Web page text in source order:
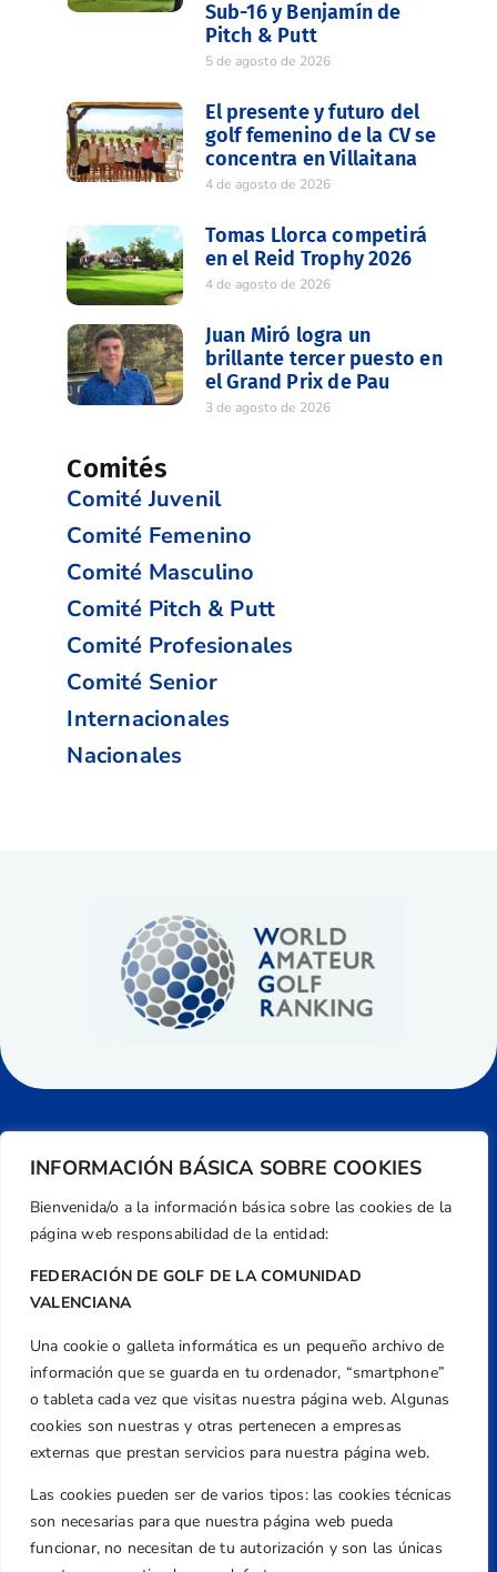
INFORMACIÓN BÁSICA SOBRE COOKIES
Bienvenida/o a la información básica sobre las cookies de la
página web responsabilidad de la entidad:
FEDERACIÓN DE GOLF DE LA COMUNIDAD
VALENCIANA
Una cookie o galleta informática es un pequeño archivo de
información que se guarda en tu ordenador, “smartphone”
o tableta cada vez que visitas nuestra página web. Algunas
cookies son nuestras y otras pertenecen a empresas
externas que prestan servicios para nuestra página web.
Las cookies pueden ser de varios tipos: las cookies técnicas
son necesarias para que nuestra página web pueda
funcionar, no necesitan de tu autorización y son las únicas
Sub-16 y Benjamín de
Pitch & Putt
5 de agosto de 2026
El presente y futuro del
golf femenino de la CV se
concentra en Villaitana
4 de agosto de 2026
Tomas Llorca competirá
en el Reid Trophy 2026
4 de agosto de 2026
Juan Miró logra un
brillante tercer puesto en
el Grand Prix de Pau
3 de agosto de 2026
Comités
Comité Juvenil
Comité Femenino
Comité Masculino
Comité Pitch & Putt
Comité Profesionales
Comité Senior
Internacionales
Nacionales
Dirección
Centre de L´Esport, Carrer d'Isaac Peral i
Caballero, Nº 5, Despachos 2 y 3, 46980,
Valencia
Teléfono
+34 961 367 799
Email